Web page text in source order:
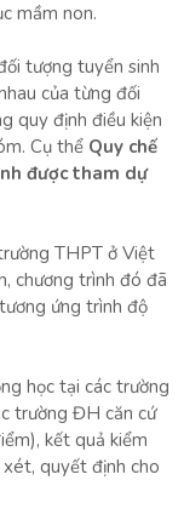
mầm non.
tượng tuyển sinh
của từng đối
quy định điều kiện
Cụ thể Quy chế
được tham dự
THPT ở Việt
chương trình đó đã
ứng trình độ
học tại các trường
trường ĐH căn cứ
kết quả kiểm
quyết định cho